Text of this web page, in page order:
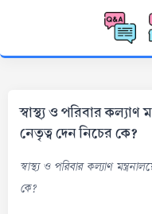
স্বাস্থ্য ও পরিবার
নেতৃত্ব দেন নিচের কে?
স্বাস্থ্য ও পরিবার কল্যাণ
কে?